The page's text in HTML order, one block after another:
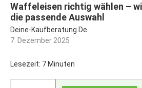
Waffeleisen richtig wählen –
die passende Auswahl
Deine-Kaufberatung.de
7. Dezember 2025
Lesezeit: 7 Minuten